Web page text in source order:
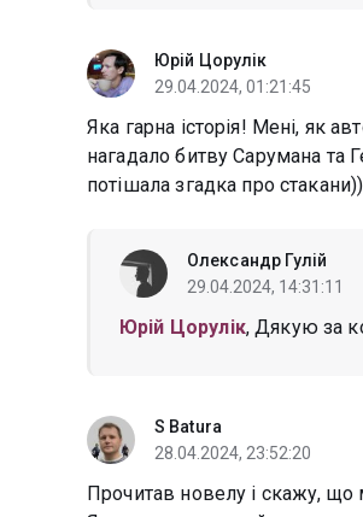
Юрій Цорулік
29.04.2024, 01:21:45
Яка гарна історія! Мені, як
нагадало битву Сарумана та
потішала згадка про стакани))
Олександр Гулій
29.04.2024, 14:31:11
Юрій Цорулік, Дякую за
S Batura
28.04.2024, 23:52:20
Прочитав новелу і скажу,